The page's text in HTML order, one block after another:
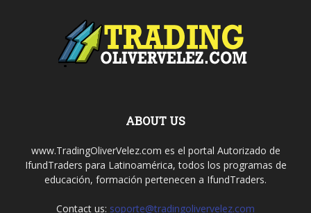
ABOUT US
www.TradingOliverVelez.com es el portal Autorizado de
IfundTraders para Latinoamérica, todos los programas de
educación, formación pertenecen a IfundTraders.
Contact us: soporte@tradingolivervelez.com